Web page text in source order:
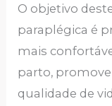
O objetivo
paraplégica é
mais
parto,
qualidade de